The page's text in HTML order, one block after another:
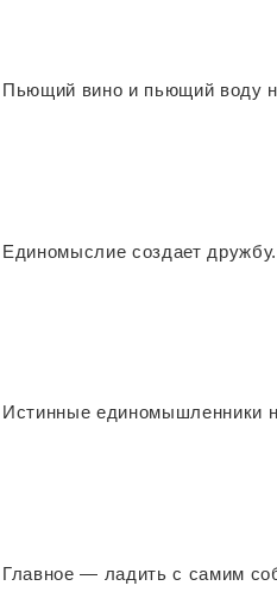
Пьющий вино и пьющий воду
Единомыслие создает дружбу.
Истинные единомышленники
Главное — ладить с самим